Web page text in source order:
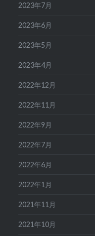
2023年7月
2023年6月
2023年5月
2023年4月
2022年12月
2022年11月
2022年9月
2022年7月
2022年6月
2022年1月
2021年11月
2021年10月